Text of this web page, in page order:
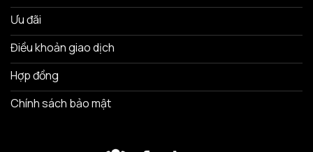
Ưu đãi
Điều khoản giao dịch
Hợp đồng
Chính sách bảo mật